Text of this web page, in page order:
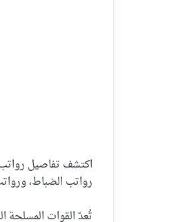
رواتب الضباط،
تُعدّ القوات